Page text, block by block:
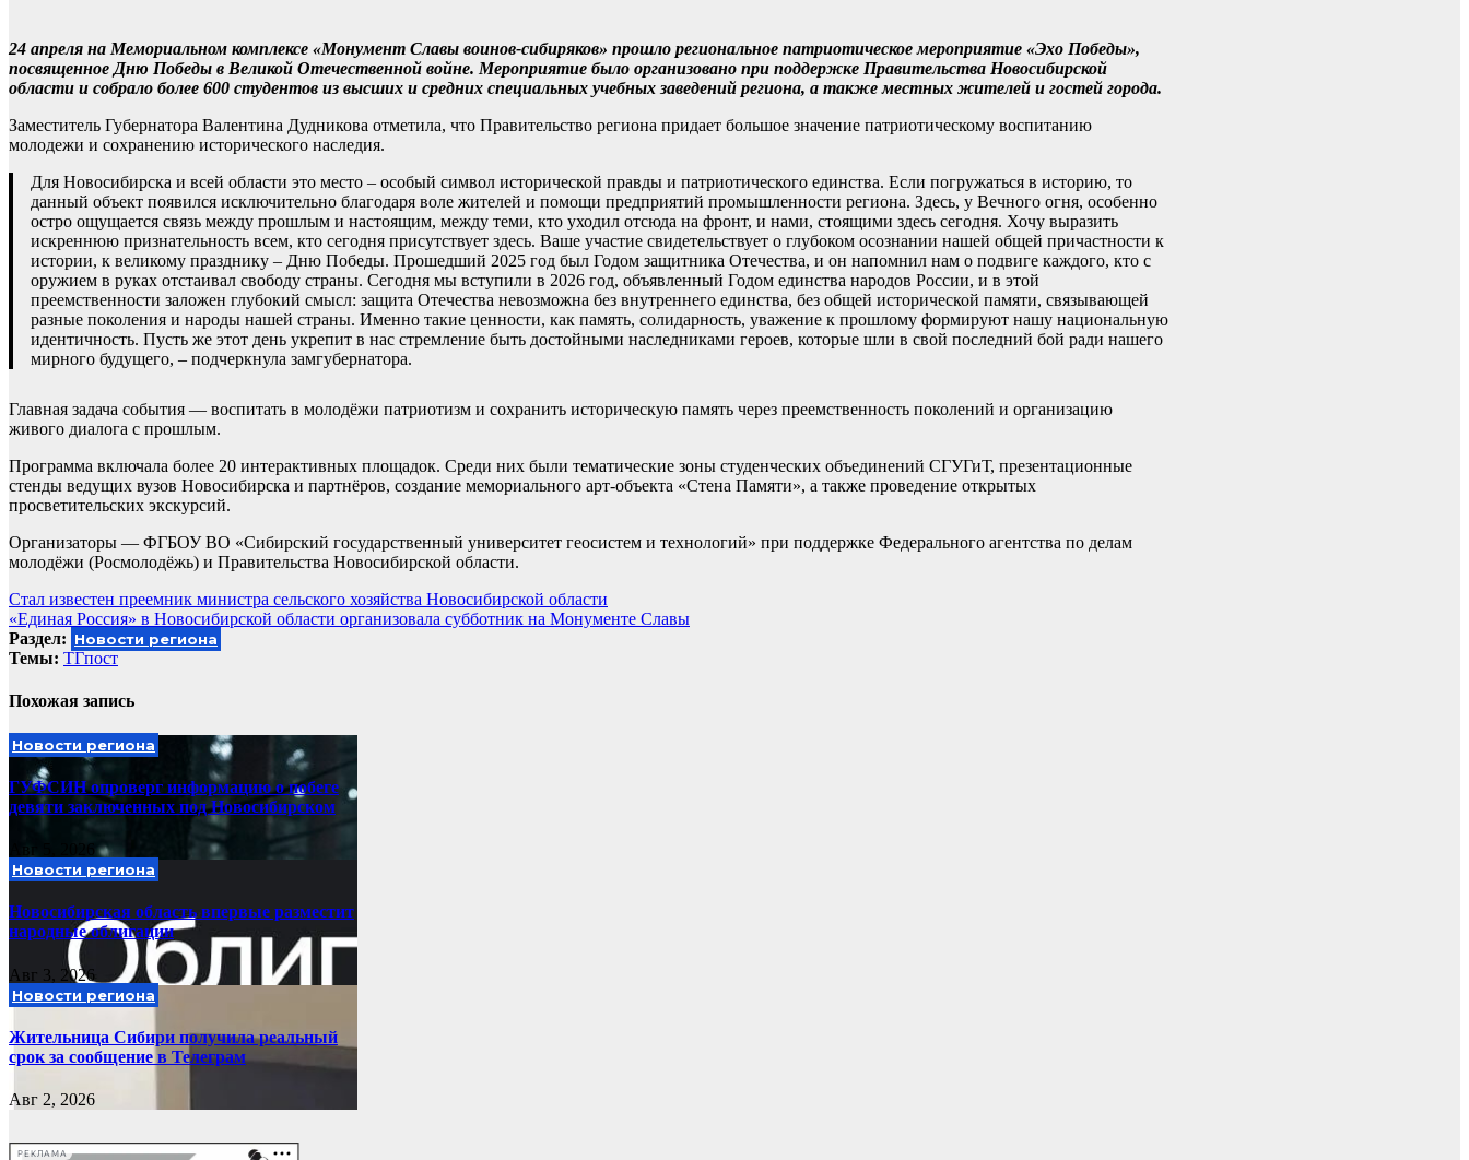
24 апреля на Мемориальном комплексе «Монумент Славы воинов-сибиряков» прошло региональное патриотическое мероприятие «Эхо Победы»,
посвященное Дню Победы в Великой Отечественной войне. Мероприятие было организовано при поддержке Правительства Новосибирской
области и собрало более 600 студентов из высших и средних специальных учебных заведений региона, а также местных жителей и гостей города.
Заместитель Губернатора Валентина Дудникова отметила, что Правительство региона придает большое значение патриотическому воспитанию
молодежи и сохранению исторического наследия.
Для Новосибирска и всей области это место – особый символ исторической правды и патриотического единства. Если погружаться в историю, то
данный объект появился исключительно благодаря воле жителей и помощи предприятий промышленности региона. Здесь, у Вечного огня, особенно
остро ощущается связь между прошлым и настоящим, между теми, кто уходил отсюда на фронт, и нами, стоящими здесь сегодня. Хочу выразить
искреннюю признательность всем, кто сегодня присутствует здесь. Ваше участие свидетельствует о глубоком осознании нашей общей причастности к
истории, к великому празднику – Дню Победы. Прошедший 2025 год был Годом защитника Отечества, и он напомнил нам о подвиге каждого, кто с
оружием в руках отстаивал свободу страны. Сегодня мы вступили в 2026 год, объявленный Годом единства народов России, и в этой
преемственности заложен глубокий смысл: защита Отечества невозможна без внутреннего единства, без общей исторической памяти, связывающей
разные поколения и народы нашей страны. Именно такие ценности, как память, солидарность, уважение к прошлому формируют нашу национальную
идентичность. Пусть же этот день укрепит в нас стремление быть достойными наследниками героев, которые шли в свой последний бой ради нашего
мирного будущего, – подчеркнула замгубернатора.
Главная задача события — воспитать в молодёжи патриотизм и сохранить историческую память через преемственность поколений и организацию
живого диалога с прошлым.
Программа включала более 20 интерактивных площадок. Среди них были тематические зоны студенческих объединений СГУГиТ, презентационные
стенды ведущих вузов Новосибирска и партнёров, создание мемориального арт-объекта «Стена Памяти», а также проведение открытых
просветительских экскурсий.
Организаторы — ФГБОУ ВО «Сибирский государственный университет геосистем и технологий» при поддержке Федерального агентства по делам
молодёжи (Росмолодёжь) и Правительства Новосибирской области.
Навигация
по
записям
Стал известен преемник министра сельского хозяйства Новосибирской области
«Единая Россия» в Новосибирской области организовала субботник на Монументе Славы
Раздел: Новости региона
Темы: ТГпост
Похожая запись
Новости региона
ГУФСИН опроверг информацию о побеге
девяти заключенных под Новосибирском
Новости региона
Новосибирская область впервые разместит
народные облигации
Авг 3, 2026
Новости региона
Жительница Сибири получила реальный
срок за сообщение в Телеграм
Авг 2, 2026
РЕКЛАМА